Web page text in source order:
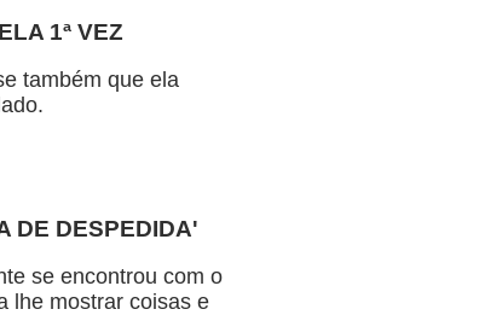
1ª VEZ
também que ela
DE DESPEDIDA'
se encontrou com o
lhe mostrar coisas e